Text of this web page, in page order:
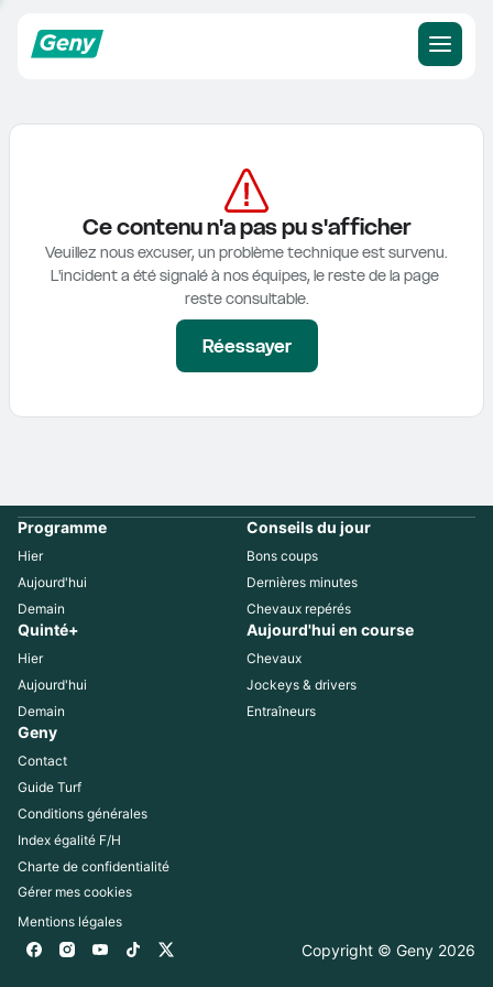
Ce contenu n'a pas pu s'afficher
Veuillez nous excuser, un problème technique est survenu.
L'incident a été signalé à nos équipes, le reste de la page
reste consultable.
Réessayer
Programme
Hier
Aujourd'hui
Demain
Conseils du jour
Bons coups
Dernières minutes
Chevaux repérés
Quinté+
Hier
Aujourd'hui
Demain
Aujourd'hui en course
Chevaux
Jockeys & drivers
Entraîneurs
Geny
Contact
Guide Turf
Conditions générales
Index égalité F/H
Charte de confidentialité
Gérer mes cookies
Mentions légales
Copyright © Geny 2026